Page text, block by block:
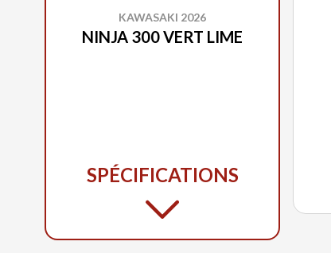
KAWASAKI 2026
NINJA 300 VERT LIME
SPÉCIFICATIONS